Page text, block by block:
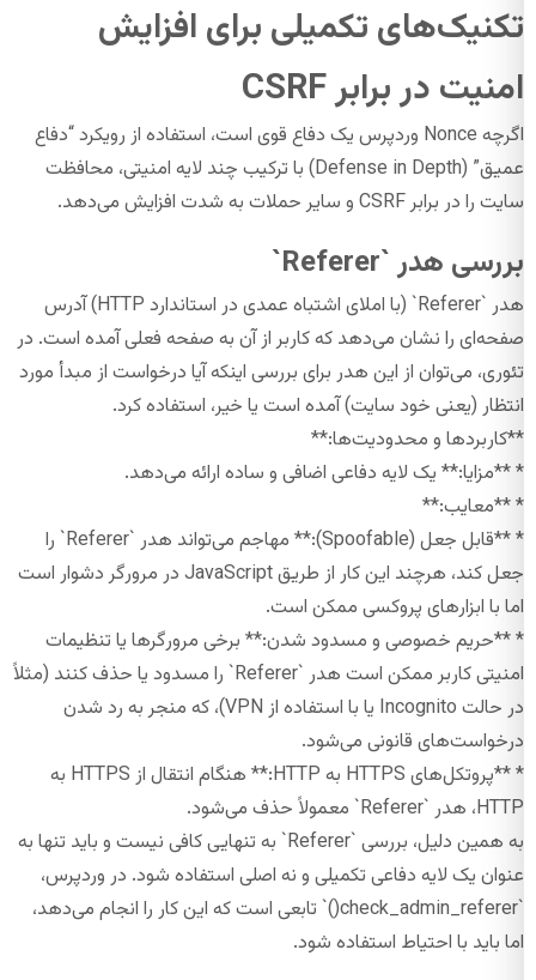
تکنیک‌های تکمیلی برای افزایش
امنیت در برابر CSRF
اگرچه Nonce وردپرس یک دفاع قوی است، استفاده از رویکرد “دفاع
عمیق” (Defense in Depth) با ترکیب چند لایه امنیتی، محافظت
سایت را در برابر CSRF و سایر حملات به شدت افزایش می‌دهد.
بررسی هدر `Referer`
هدر `Referer` (با املای اشتباه عمدی در استاندارد HTTP) آدرس
صفحه‌ای را نشان می‌دهد که کاربر از آن به صفحه فعلی آمده است. در
تئوری، می‌توان از این هدر برای بررسی اینکه آیا درخواست از مبدأ مورد
انتظار (یعنی خود سایت) آمده است یا خیر، استفاده کرد.
**کاربردها و محدودیت‌ها:**
* **مزایا:** یک لایه دفاعی اضافی و ساده ارائه می‌دهد.
* **معایب:**
* **قابل جعل (Spoofable):** مهاجم می‌تواند هدر `Referer` را
جعل کند، هرچند این کار از طریق JavaScript در مرورگر دشوار است
اما با ابزارهای پروکسی ممکن است.
* **حریم خصوصی و مسدود شدن:** برخی مرورگرها یا تنظیمات
امنیتی کاربر ممکن است هدر `Referer` را مسدود یا حذف کنند (مثلاً
در حالت Incognito یا با استفاده از VPN)، که منجر به رد شدن
درخواست‌های قانونی می‌شود.
* **پروتکل‌های HTTPS به HTTP:** هنگام انتقال از HTTPS به
HTTP، هدر `Referer` معمولاً حذف می‌شود.
به همین دلیل، بررسی `Referer` به تنهایی کافی نیست و باید تنها به
عنوان یک لایه دفاعی تکمیلی و نه اصلی استفاده شود. در وردپرس،
`check_admin_referer()` تابعی است که این کار را انجام می‌دهد،
اما باید با احتیاط استفاده شود.